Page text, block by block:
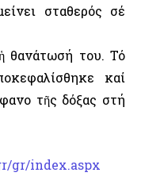
σταθερός σέ
θανάτωσή του. Τό
καί
τῆς δόξας στή
gr/index.aspx